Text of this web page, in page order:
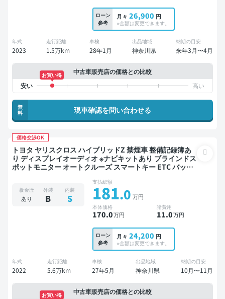
ローン
参考
月々 26,900 円
※金額は変更できます。
年式
2023
走行距離
1.5万km
車検
28年1月
出品地域
神奈川県
納期の目安
来年3月〜4月
中古車販売店の価格との比較
お買い得
無
料
現車確認を問い合わせる
価格交渉OK
トヨタ ヤリスクロス ハイブリッドZ 禁煙車 整備記録簿あ
り ディスプレイオーディオ ※ナビキットあり ブラインドス
ポットモニター オートクルーズ スマートキー ETC バック
板金歴
あり
外装
B
内装
S
支払総額
181.0 万円
本体価格
170.0万円
諸費用
11.0万円
ローン
参考
月々 24,200 円
※金額は変更できます。
年式
2022
走行距離
5.6万km
車検
27年5月
出品地域
神奈川県
納期の目安
10月〜11月
中古車販売店の価格との比較
お買い得